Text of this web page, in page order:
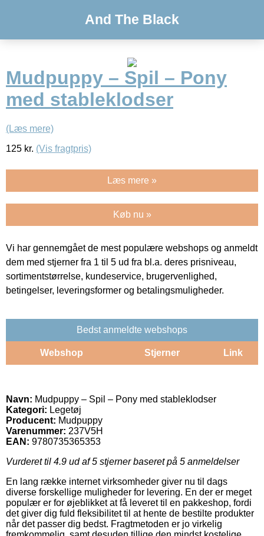
And The Black
Mudpuppy – Spil – Pony
med stableklodser
(Læs mere)
125 kr. (Vis fragtpris)
Læs mere »
Køb nu »
Vi har gennemgået de mest populære webshops og anmeldt
dem med stjerner fra 1 til 5 ud fra bl.a. deres prisniveau,
sortimentstørrelse, kundeservice, brugervenlighed,
betingelser, leveringsformer og betalingsmuligheder.
Bedst anmeldte webshops
Webshop Stjerner Link
Navn: Mudpuppy – Spil – Pony med stableklodser
Kategori: Legetøj
Producent: Mudpuppy
Varenummer: 237V5H
EAN: 9780735365353
Vurderet til 4.9 ud af 5 stjerner baseret på 5 anmeldelser
En lang række internet virksomheder giver nu til dags
diverse forskellige muligheder for levering. En der er meget
populær er for øjeblikket at få leveret til en pakkeshop, fordi
det giver dig fuld fleksibilitet til at hente de bestilte produkter
når det passer dig bedst. Fragtmetoden er jo virkelig